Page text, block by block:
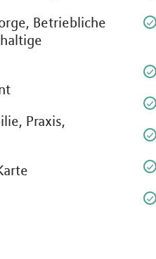
Betriebliche
Praxis,